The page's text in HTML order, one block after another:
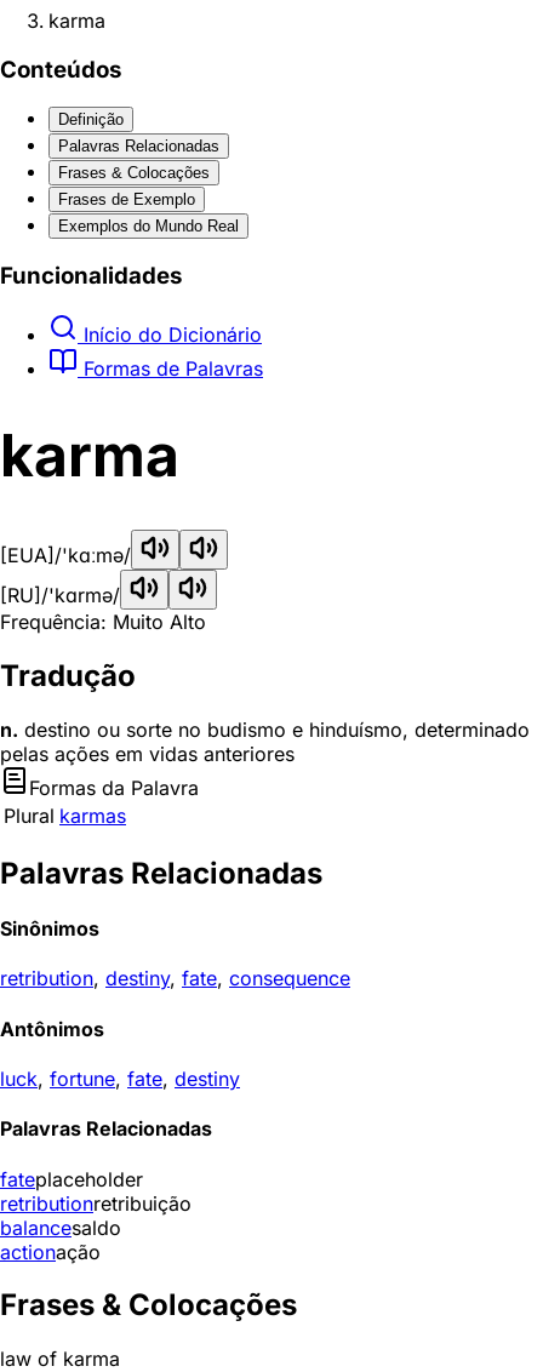
karma
Conteúdos
Definição
Palavras Relacionadas
Frases & Colocações
Frases de Exemplo
Exemplos do Mundo Real
Funcionalidades
Início do Dicionário
Formas de Palavras
karma
[EUA] /'kɑːmə/
[RU] /'kɑrmə/
Frequência: Muito Alto
Tradução
n. destino ou sorte no budismo e hinduísmo, determinado
pelas ações em vidas anteriores
Formas da Palavra
Plural karmas
Palavras Relacionadas
Sinônimos
retribution, destiny, fate, consequence
Antônimos
luck, fortune, fate, destiny
Palavras Relacionadas
fateplaceholder
retributionretribuição
balancesaldo
actionação
Frases & Colocações
law of karma